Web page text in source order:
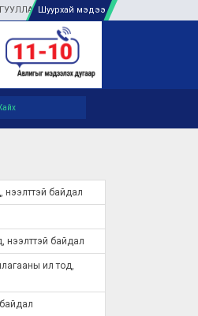
ТУЛГАМДАЖ БУЙ АСУУДЛЫГ
Шуурхай мэдээ
нээлттэй байдал
нээлттэй байдал
ил тод,